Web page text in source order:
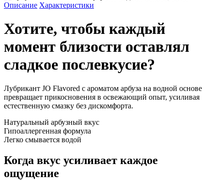
Описание Характеристики
Хотите, чтобы каждый
момент близости оставлял
сладкое послевкусие?
Лубрикант JO Flavored с ароматом арбуза на водной основе
превращает прикосновения в освежающий опыт, усиливая
естественную смазку без дискомфорта.
Натуральный арбузный вкус
Гипоаллергенная формула
Легко смывается водой
Когда вкус усиливает каждое
ощущение